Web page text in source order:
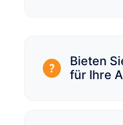
Bieten
für Ihre